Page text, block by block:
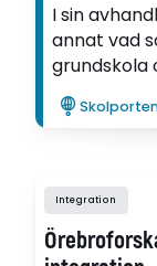
I sin
annat vad
grundskola
Integration